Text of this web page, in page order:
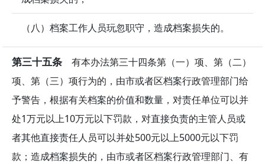
（八）档案工作人员玩忽职守，造成档案损失的。
第三十五条 有本办法第三十四条第（一）项、第（二）
项、第（三）项行为的，由市或者区档案行政管理部门给
予警告，根据有关档案的价值和数量，对责任单位可以并
处1万元以上10万元以下罚款，对直接负责的主管人员或
者其他直接责任人员可以并处500元以上5000元以下罚
款；造成档案损失的，由市或者区档案行政管理部门、有